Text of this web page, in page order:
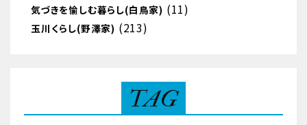
気づきを愉しむ暮らし(白鳥家) (11)
玉川くらし(野澤家) (213)
TAG